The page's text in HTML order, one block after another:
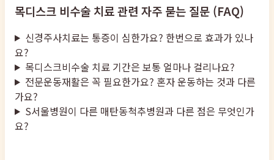
목디스크 비수술 치료 관련 자주 묻는 질문 (FAQ)
신경주사치료는 통증이 심한가요? 한번으로 효과가 있나
요?
목디스크비수술 치료 기간은 보통 얼마나 걸리나요?
전문운동재활은 꼭 필요한가요? 혼자 운동하는 것과 다른
가요?
S서울병원이 다른 매탄동척추병원과 다른 점은 무엇인가
요?